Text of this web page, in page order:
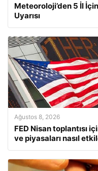
Meteoroloji’den 5 İl
Uyarısı
Ağustos 8, 2026
FED Nisan toplantısı
ve piyasaları nasıl